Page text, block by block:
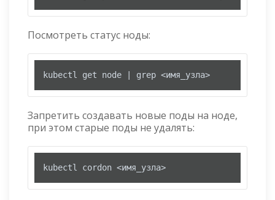
Посмотреть статус ноды:
kubectl get node | grep <имя_узла>
Запретить создавать новые поды на ноде,
при этом старые поды не удалять:
kubectl cordon <имя_узла>